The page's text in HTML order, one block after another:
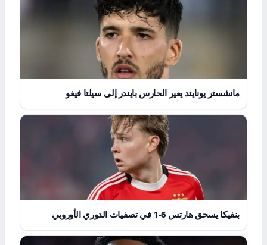
مانشستر يونايتد يعير الحارس بايندر إلى سيلتا فيغو
بنفيكا يسحق هارتس 6-1 في تصفيات الدوري الأوروبي